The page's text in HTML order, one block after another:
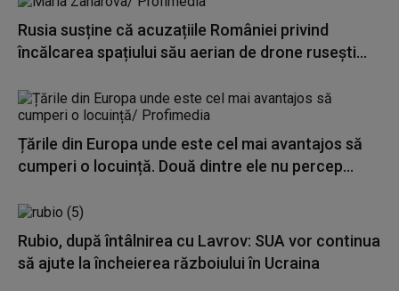
Rusia susține că acuzațiile României privind
încălcarea spațiului său aerian de drone rusești...
Țările din Europa unde este cel mai avantajos să
cumperi o locuință. Două dintre ele nu percep...
Rubio, după întâlnirea cu Lavrov: SUA vor continua
să ajute la încheierea războiului în Ucraina